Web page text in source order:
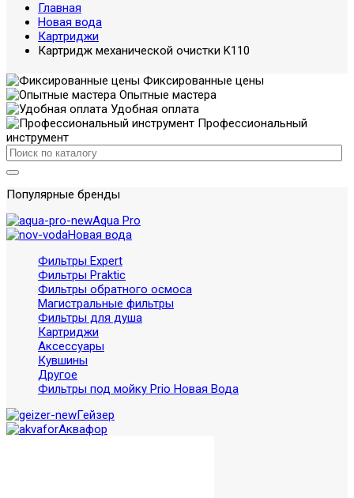
Главная
Новая вода
Картриджи
Картридж механической очистки K110
Фиксированные цены
Опытные мастера
Удобная оплата
Профессиональный
инструмент
Популярные бренды
Aqua Pro
Новая вода
Фильтры Expert
Фильтры Praktic
Фильтры обратного осмоса
Магистральные фильтры
Фильтры для душа
Картриджи
Аксессуары
Кувшины
Другое
Фильтры под мойку Prio Новая Вода
Гейзер
Аквафор